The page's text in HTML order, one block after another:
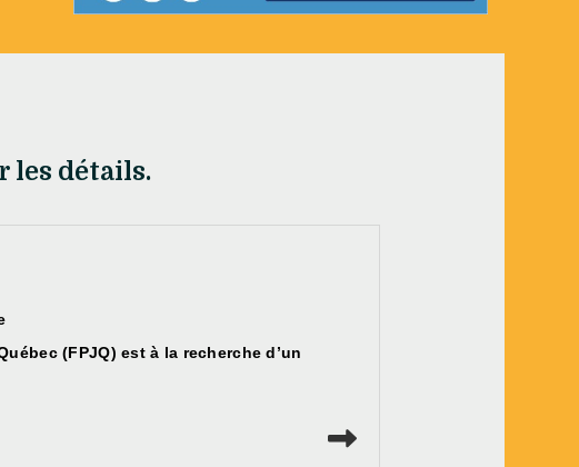
les détails.
(FPJQ) est à la recherche d’un
Lire la suite